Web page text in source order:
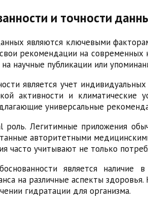
и точности
являются ключевыми
рекомендации на современных
научные публикации или
является учет
активности и климатические
универсальные
роль. Легитимные приложения
авторитетными
учитывают не только
является наличие
на различные аспекты
гидратации для организма.